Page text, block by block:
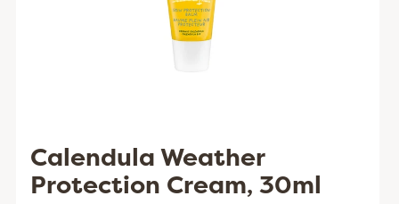
Calendula Weather
Protection Cream, 30ml